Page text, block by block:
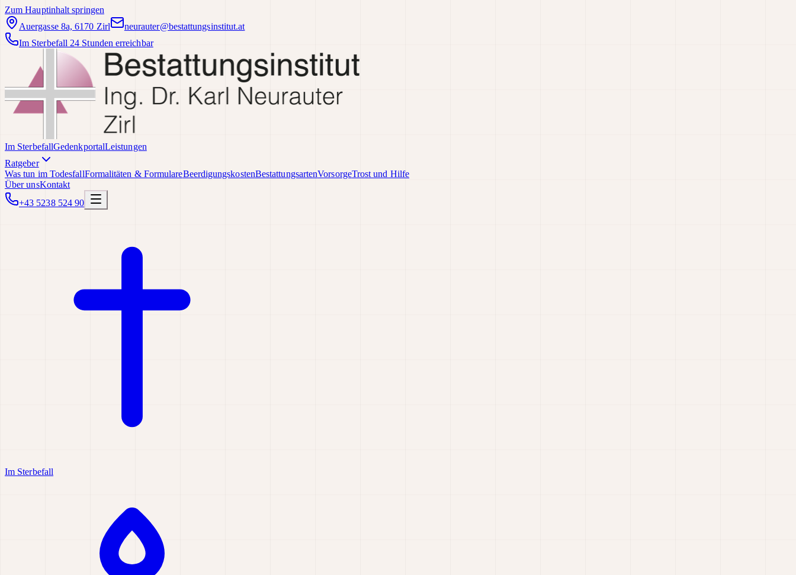
Zum Hauptinhalt springen
Auergasse 8a, 6170 Zirl
neurauter@bestattungsinstitut.at
Im Sterbefall 24 Stunden erreichbar
Im SterbefallGedenkportalLeistungen
Ratgeber
Was tun im TodesfallFormalitäten & FormulareBeerdigungskostenBestattungsartenVorsorgeTrost und Hilfe
Über unsKontakt
+43 5238 524 90
Im Sterbefall